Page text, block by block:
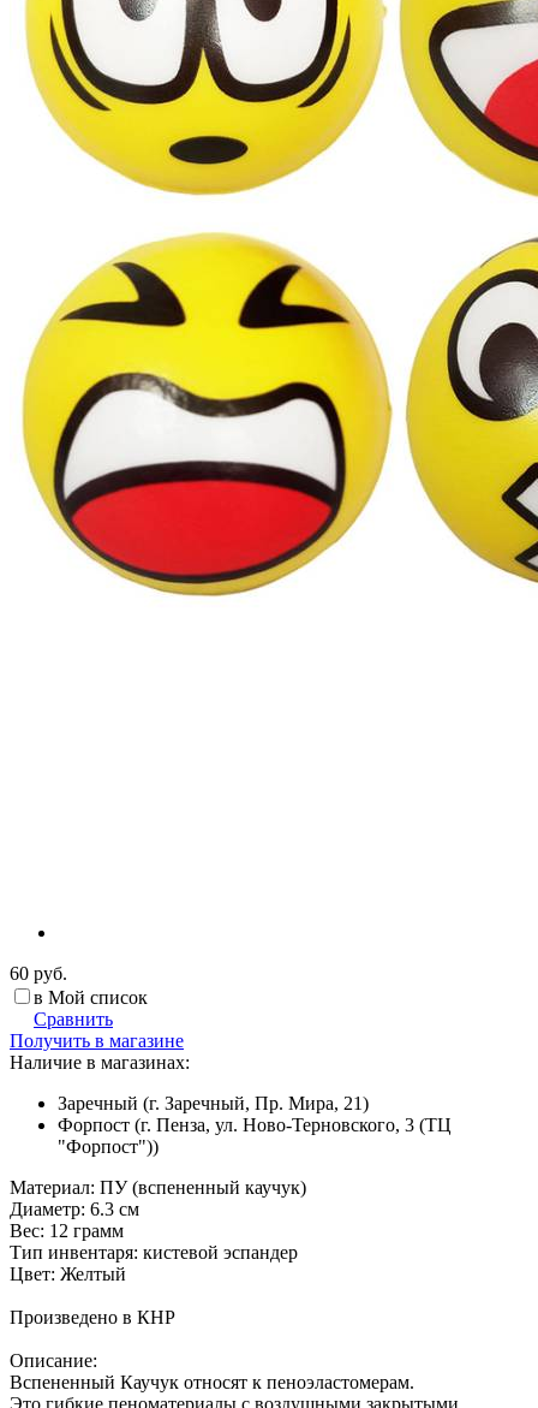
60 руб.
в Мой список
Сравнить
Получить в магазине
Наличие в магазинах:
Заречный (г. Заречный, Пр. Мира, 21)
Форпост (г. Пенза, ул. Ново-Терновского, 3 (ТЦ
"Форпост"))
Материал: ПУ (вспененный каучук)
Диаметр: 6.3 см
Вес: 12 грамм
Тип инвентаря: кистевой эспандер
Цвет: Желтый
Произведено в КНР
Описание:
Вспененный Каучук относят к пеноэластомерам.